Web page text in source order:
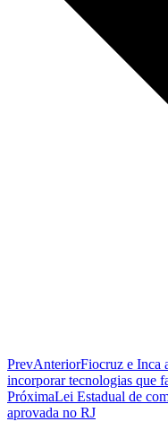
PrevAnteriorFiocruz e Inca
incorporar tecnologias que
PróximaLei Estadual de
aprovada no RJ